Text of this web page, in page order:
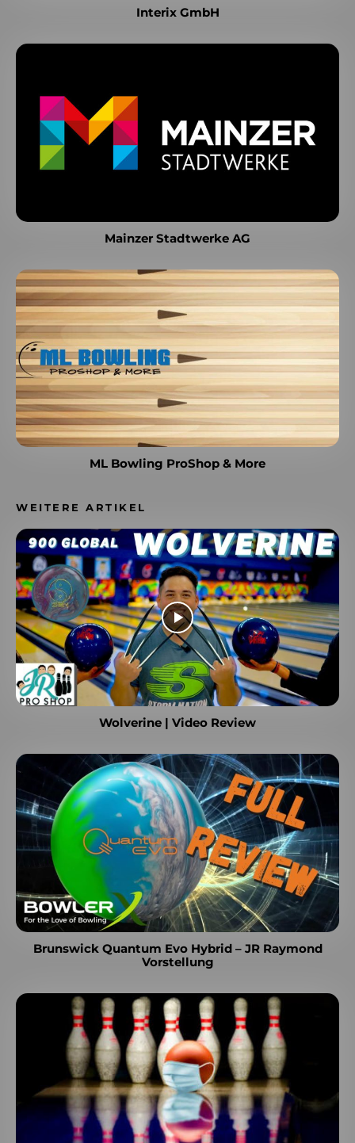
Interix GmbH
Mainzer Stadtwerke AG
ML Bowling ProShop & More
WEITERE ARTIKEL
Wolverine | Video Review
Brunswick Quantum Evo Hybrid – JR Raymond
Vorstellung